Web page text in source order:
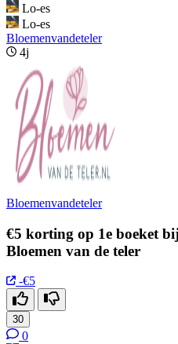
Lo-es
Lo-es
Bloemenvandeteler
4j
Bloemenvandeteler
€5 korting op 1e boeket
Bloemen van de teler
-€5
30
0